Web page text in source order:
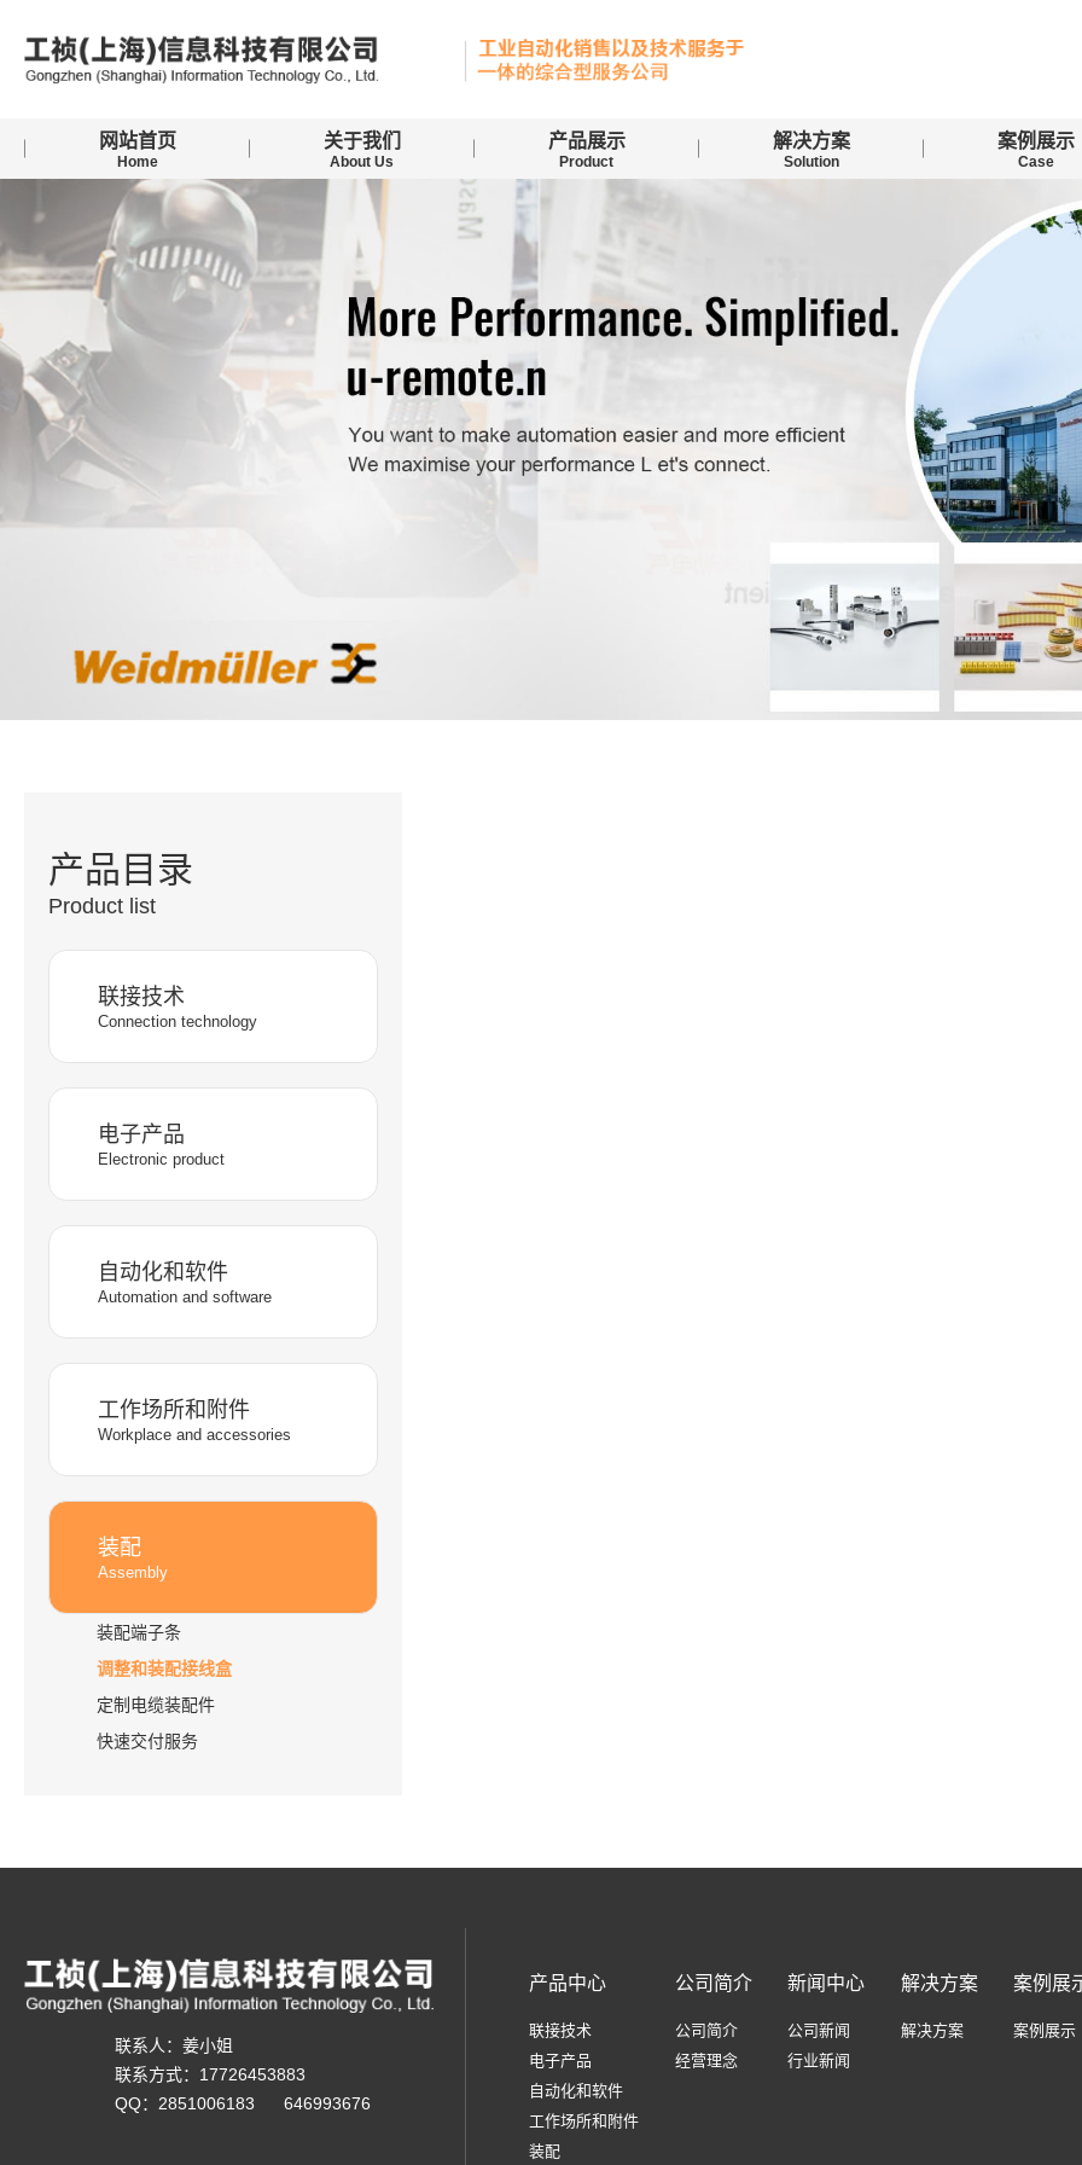
网站首页
Home
关于我们
About Us
产品展示
Product
解决方案
Solution
案例展示
Case
产品目录
Product list
联接技术
Connection technology
电子产品
Electronic product
自动化和软件
Automation and software
工作场所和附件
Workplace and accessories
装配
Assembly
装配端子条
调整和装配接线盒
定制电缆装配件
快速交付服务
联系人：姜小姐
联系方式：17726453883
QQ：2851006183 646993676
产品中心
联接技术
电子产品
自动化和软件
工作场所和附件
装配
公司简介
公司简介
经营理念
新闻中心
公司新闻
行业新闻
解决方案
解决方案
案例展
案例展示